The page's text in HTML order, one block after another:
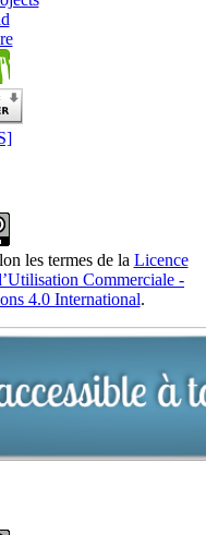
les termes de la Licence
Commerciale -
4.0 International.